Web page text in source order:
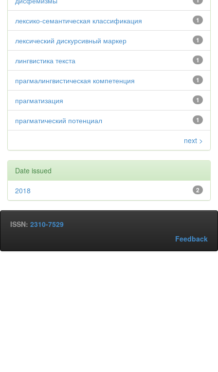
1
лексико-семантическая классификация
1
лексический дискурсивный маркер
1
лингвистика текста
1
прагмалингвистическая компетенция
1
прагматизация
1
прагматический потенциал
next >
Date issued
2
2018
ISSN: 2310-7529
Feedback